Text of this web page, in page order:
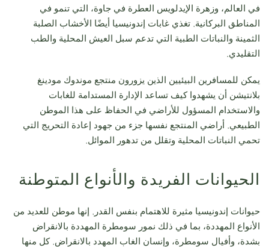
في العالم، وزهرة الإيدلويس العطرة في جاوة، التي تنمو في
المناطق البركانية. تغذي غابات إندونيسيا أيضًا الأخشاب الصلبة
الثمينة والنباتات الطبية التي تدعم سبل العيش المحلية والطب
التقليدي.
يمكن للمسافرين البيئيين الذين يزورون منتجع موندوك مودينغ
بلانتيشن أن يشهدوا كيف تساعد الإدارة المستدامة للغابات
والاستخدام المسؤول للأراضي في الحفاظ على هذا الموطن
الطبيعي. أراضي المنتجع نفسها جزء من جهود إعادة التحريج التي
تحمي النباتات المحلية وتقلل من تدهور الموائل.
الحيوانات الفريدة والأنواع المتوطنة
حيوانات إندونيسيا مثيرة للاهتمام بنفس القدر. إنها موطن للعديد من
الأنواع المهددة، بما في ذلك نمور سومطرة المهددة بالانقراض
بشدة، وأفيال سومطرة، وإنسان الغاب المهدد بالانقراض. كل منها